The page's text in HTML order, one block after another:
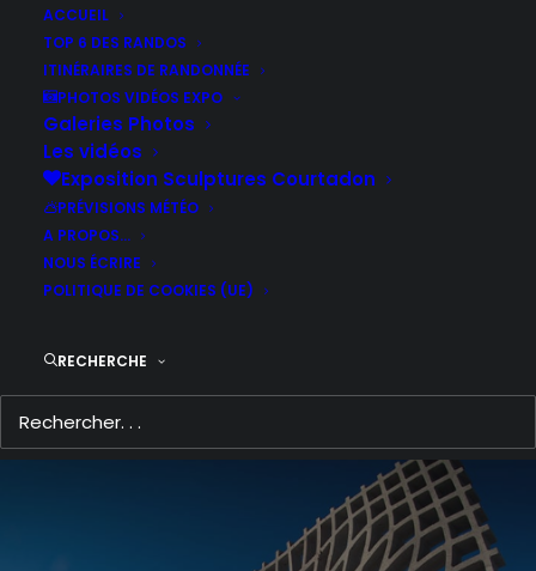
ACCUEIL
TOP 6 DES RANDOS
ITINÉRAIRES DE RANDONNÉE
PHOTOS VIDÉOS EXPO
Galeries Photos
Les vidéos
Exposition Sculptures Courtadon
PRÉVISIONS MÉTÉO
A PROPOS…
NOUS ÉCRIRE
POLITIQUE DE COOKIES (UE)
RECHERCHE